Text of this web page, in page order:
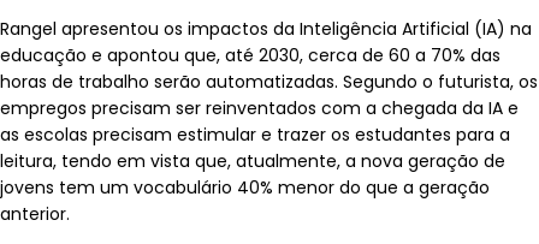
Rangel apresentou os impactos da Inteligência Artificial (IA) na
educação e apontou que, até 2030, cerca de 60 a 70% das
horas de trabalho serão automatizadas. Segundo o futurista, os
empregos precisam ser reinventados com a chegada da IA e
as escolas precisam estimular e trazer os estudantes para a
leitura, tendo em vista que, atualmente, a nova geração de
jovens tem um vocabulário 40% menor do que a geração
anterior.